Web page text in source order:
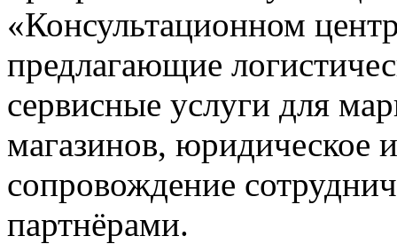
«Консультационном
предлагающие
сервисные услуги для
магазинов, юридическое
сопровождение
партнёрами.